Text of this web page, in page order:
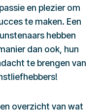
en plezier om
te maken. Een
hebben
dan ook, hun
te brengen van
overzicht van wat